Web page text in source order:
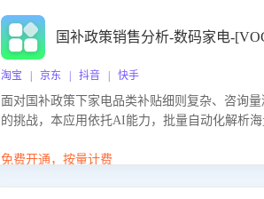
国补政策销售分析-数码家电-
淘宝 | 京东 | 抖音 | 快手
面对国补政策下家电品类补贴细则复杂、咨询量
的挑战，本应用依托AI能力，批量自动化解析海
政策的关注焦点与购买意向，深度洞察决策动因
免费开通，按量计费